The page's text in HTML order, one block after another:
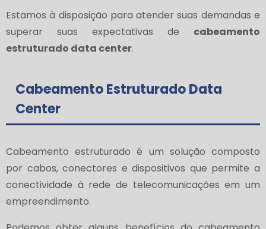
Estamos à disposição para atender suas demandas e
superar suas expectativas de cabeamento
estruturado data center.
Cabeamento Estruturado Data
Center
Cabeamento estruturado é um solução composto
por cabos, conectores e dispositivos que permite a
conectividade à rede de telecomunicações em um
empreendimento.